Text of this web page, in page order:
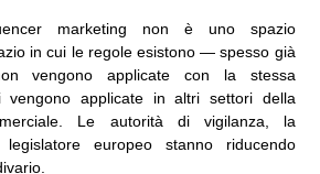
marketing non è uno spazio
in cui le regole esistono — spesso già
vengono applicate con la stessa
vengono applicate in altri settori della
Le autorità di vigilanza, la
europeo stanno riducendo